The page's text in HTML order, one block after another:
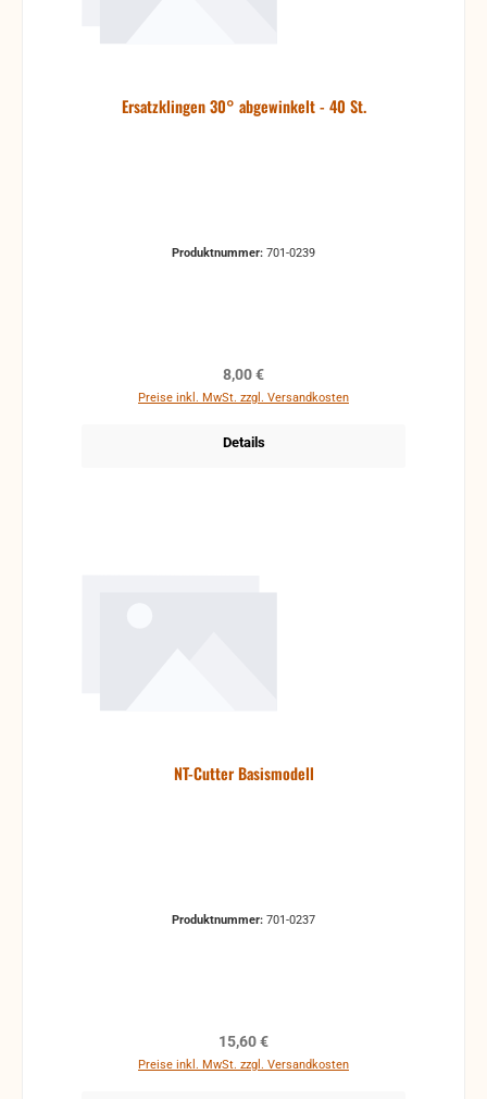
Ersatzklingen 30° abgewinkelt - 40 St.
Produktnummer: 701-0239
Regulärer Preis:
8,00 €
Preise inkl. MwSt. zzgl. Versandkosten
Details
NT-Cutter Basismodell
Produktnummer: 701-0237
Regulärer Preis:
15,60 €
Preise inkl. MwSt. zzgl. Versandkosten